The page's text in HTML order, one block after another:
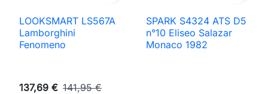
LOOKSMART LS567A
Lamborghini
Fenomeno
137,69 € 141,95 €
SPARK S4324 ATS D5
n°10 Eliseo Salazar
Monaco 1982